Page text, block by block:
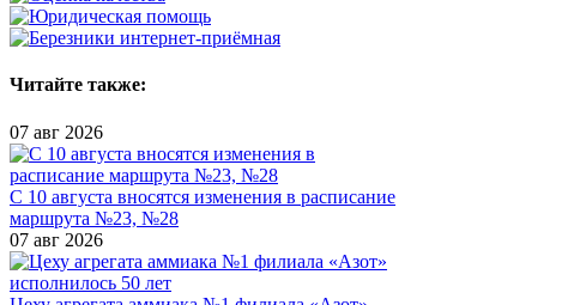
Читайте также:
07 авг 2026
С 10 августа вносятся изменения в расписание
маршрута №23, №28
07 авг 2026